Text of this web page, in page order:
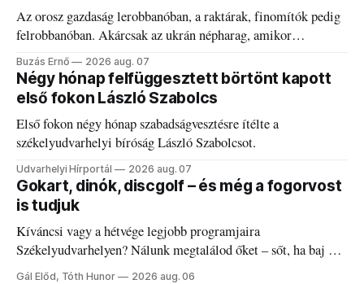
Az orosz gazdaság lerobbanóban, a raktárak, finomítók pedig
felrobbanóban. Akárcsak az ukrán népharag, amikor
elégedetlen vezetőivel.
Buzás Ernő 2026 aug. 07
Négy hónap felfüggesztett börtönt kapott
első fokon László Szabolcs
Első fokon négy hónap szabadságvesztésre ítélte a
székelyudvarhelyi bíróság László Szabolcsot.
Udvarhelyi Hírportál 2026 aug. 07
Gokart, dinók, discgolf – és még a fogorvost
is tudjuk
Kíváncsi vagy a hétvége legjobb programjaira
Székelyudvarhelyen? Nálunk megtalálod őket – sőt, ha baj van
a fogaddal, a fogorvosi ügyeletet is!
Gál Előd, Tóth Hunor 2026 aug. 06